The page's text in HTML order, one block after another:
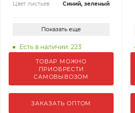
Цвет листьев Синий, зеленый
Показать еще
Есть в наличии: 223
ТОВАР МОЖНО
ПРИОБРЕСТИ
САМОВЫВОЗОМ
ЗАКАЗАТЬ ОПТОМ